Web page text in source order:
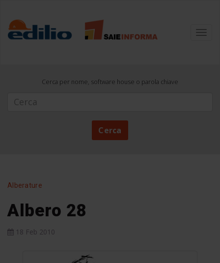
Cerca per nome, software house o parola chiave
Cerca
Alberature
Albero 28
18 Feb 2010